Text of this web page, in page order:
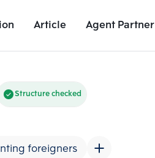
Article Agent Partner
Unit Details
Structure checked
foreigners